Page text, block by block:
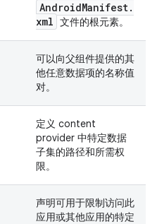
AndroidManifest.
xml 文件的根元素。
可以向父组件提供的其
他任意数据项的名称值
对。
定义 content
provider 中特定数据
子集的路径和所需权
限。
声明可用于限制访问此
应用或其他应用的特定